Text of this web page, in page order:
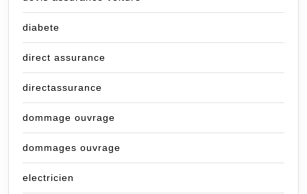
diabete
direct assurance
directassurance
dommage ouvrage
dommages ouvrage
electricien